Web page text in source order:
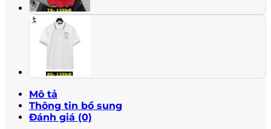
số
lượng
Mô tả
Thông tin bổ sung
Đánh giá (0)